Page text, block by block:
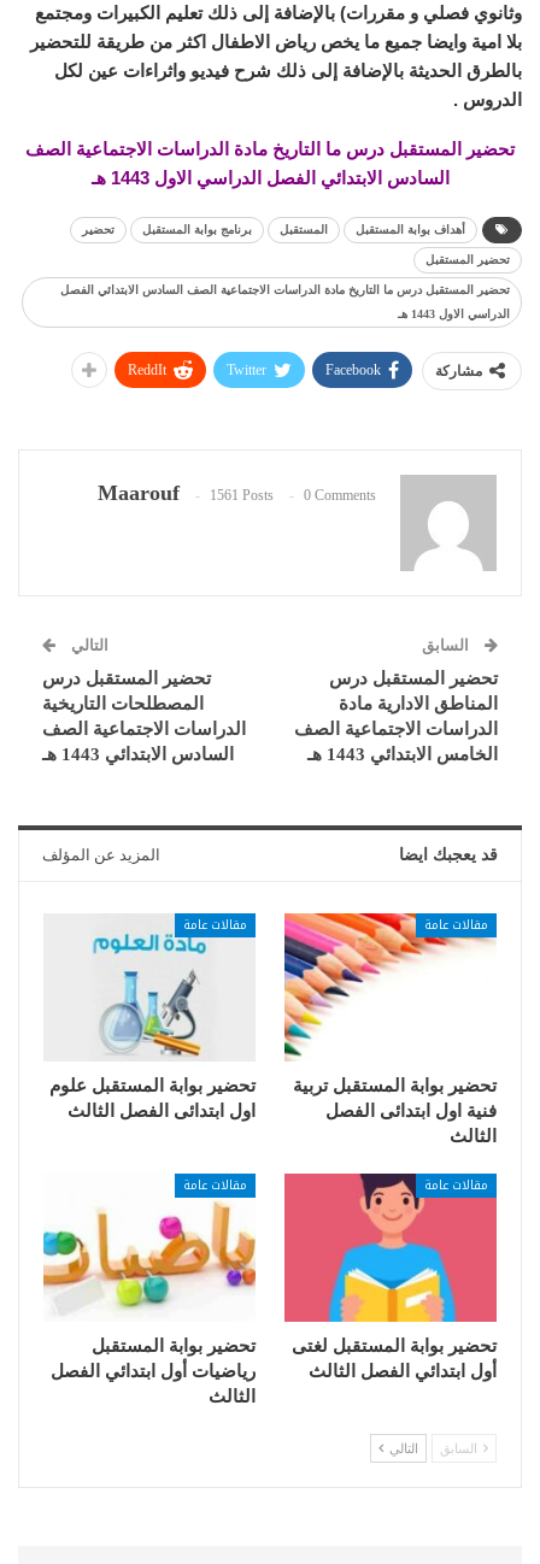
وثانوي فصلي و مقررات) بالإضافة إلى ذلك تعليم الكبيرات ومجتمع
بلا امية وايضا جميع ما يخص رياض الاطفال اكثر من طريقة للتحضير
بالطرق الحديثة بالإضافة إلى ذلك شرح فيديو واثراءات عين لكل
الدروس .
تحضير المستقبل درس ما التاريخ مادة الدراسات الاجتماعية الصف
السادس الابتدائي الفصل الدراسي الاول 1443 هـ
أهداف بوابة المستقبل المستقبل برنامج بوابة المستقبل تحضير
تحضير المستقبل
تحضير المستقبل درس ما التاريخ مادة الدراسات الاجتماعية الصف السادس الابتدائي الفصل
الدراسي الاول 1443 هـ
مشاركة Facebook
Twitter
ReddIt
Maarouf 1561 Posts 0 Comments
السابق
تحضير المستقبل درس
المناطق الادارية مادة
الدراسات الاجتماعية الصف
الخامس الابتدائي 1443 هـ
التالي
تحضير المستقبل درس
المصطلحات التاريخية
الدراسات الاجتماعية الصف
السادس الابتدائي 1443 هـ
قد يعجبك ايضا المزيد عن المؤلف
مقالات عامة
تحضير بوابة المستقبل تربية
فنية اول ابتدائى الفصل
الثالث
مقالات عامة
تحضير بوابة المستقبل علوم
اول ابتدائى الفصل الثالث
مقالات عامة
تحضير بوابة المستقبل لغتى
أول ابتدائي الفصل الثالث
مقالات عامة
تحضير بوابة المستقبل
رياضيات أول ابتدائي الفصل
الثالث
السابق التالي